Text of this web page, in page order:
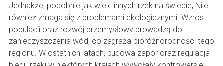
Jednakże, podobnie jak wiele innych rzek na świecie, Nile
również zmaga się z problemami ekologicznymi. Wzrost
populacji oraz rozwój przemysłowy prowadzą do
zanieczyszczenia wód, co zagraża bioróżnorodności tego
regionu. W ostatnich latach, budowa zapór oraz regulacja